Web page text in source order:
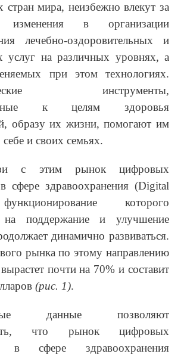
стран мира, неизбежно влекут за
в организации
лечебно-оздоровительных и
услуг на различных уровнях, а
при этом технологиях.
инструменты,
к целям здоровья
образу их жизни, помогают им
себе и своих семьях.
с этим рынок цифровых
сфере здравоохранения (Digital
которого
на поддержание и улучшение
динамично развиваться.
рынка по этому направлению
почти на 70% и составит
(рис. 1).
данные позволяют
что рынок цифровых
в сфере здравоохранения